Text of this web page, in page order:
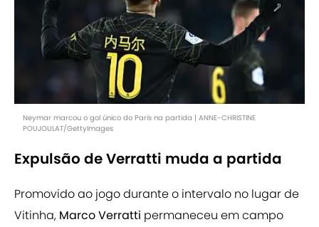
Neymar marcou o gol único do Paris na partida | ANNE-CHRISTINE
POUJOULAT/GettyImages
Expulsão de Verratti muda a partida
Promovido ao jogo durante o intervalo no lugar de
Vitinha, Marco Verratti permaneceu em campo